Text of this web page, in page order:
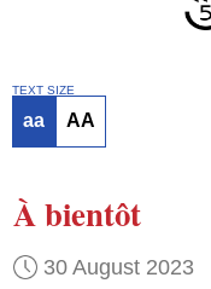
TEXT SIZE
aa AA
À bientôt
30 August 2023